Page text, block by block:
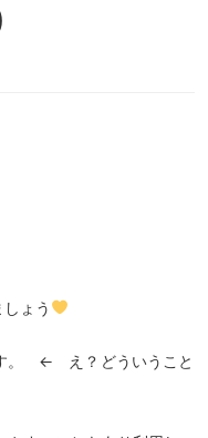
ょう
す。 ← え？どういうこと